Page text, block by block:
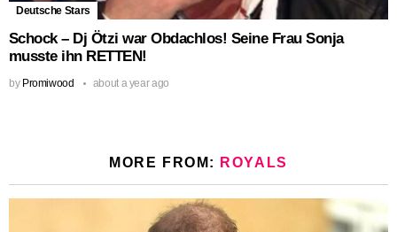
Deutsche Stars
Schock – Dj Ötzi war Obdachlos! Seine Frau Sonja
musste ihn RETTEN!
by Promiwood about a year ago
MORE FROM: ROYALS